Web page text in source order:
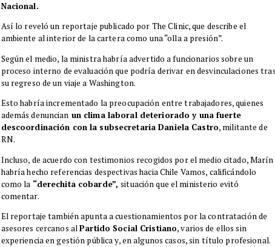
Nacional.
Así lo reveló un reportaje publicado por The Clinic, que describe el
ambiente al interior de la cartera como una “olla a presión”.
Según el medio, la ministra habría advertido a funcionarios sobre un
proceso interno de evaluación que podría derivar en desvinculaciones
su regreso de un viaje a Washington.
Esto habría incrementado la preocupación entre trabajadores, quienes
además denuncian un clima laboral deteriorado y una fuerte
descoordinación con la subsecretaria Daniela Castro, militante de
RN.
Incluso, de acuerdo con testimonios recogidos por el medio citado, Marín
habría hecho referencias despectivas hacia Chile Vamos, calificándolo
como la “derechita cobarde”,situación que el ministerio evitó
comentar.
El reportaje también apunta a cuestionamientos por la contratación de
asesores cercanos alPartido Social Cristiano, varios de ellos sin
experiencia en gestión pública y, en algunos casos, sin título profesional.